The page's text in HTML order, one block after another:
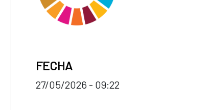
FECHA
27/05/2026 - 09:22